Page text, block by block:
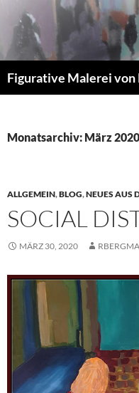
Inhalt
springen
Monatsarchiv: März 2020
ALLGEMEIN,BLOG,NEUES AUS
SOCIAL
MÄRZ 30, 2020